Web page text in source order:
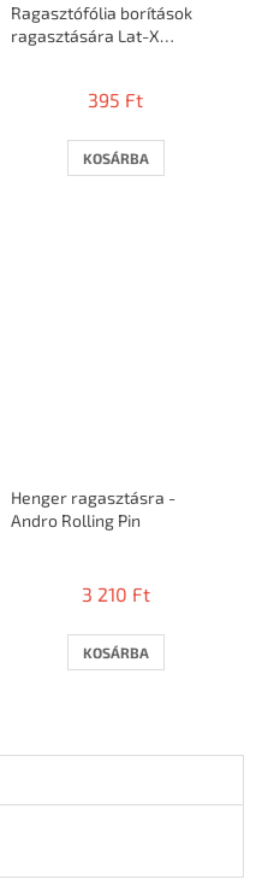
Ragasztófólia borítások
ragasztására Lat-X
395 Ft
KOSÁRBA
Henger ragasztásra -
Andro Rolling Pin
átlagos
5-
ből
3 210 Ft
KOSÁRBA